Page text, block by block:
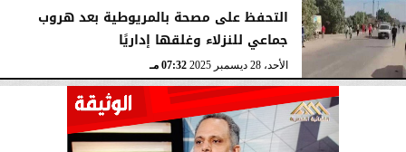
التحفظ على مصحة بالمريوطية بعد هروب
جماعي للنزلاء وغلقها إداريًا
الأحد، 28 ديسمبر 2025 07:32 مـ